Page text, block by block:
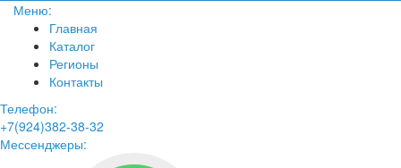
Меню:
Главная
Каталог
Регионы
Контакты
Телефон:
+7(924)382-38-32
Мессенджеры: